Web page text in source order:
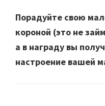
Порадуйте свою
короной (это не
а в награду вы
настроение вашей